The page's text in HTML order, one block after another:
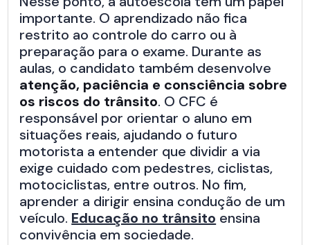
importante. O aprendizado não fica
restrito ao controle do carro ou à
preparação para o exame. Durante as
aulas, o candidato também desenvolve
atenção, paciência e consciência sobre
os riscos do trânsito. O CFC é
responsável por orientar o aluno em
situações reais, ajudando o futuro
motorista a entender que dividir a via
exige cuidado com pedestres, ciclistas,
motociclistas, entre outros. No fim,
aprender a dirigir ensina condução de um
veículo. Educação no trânsito ensina
convivência em sociedade.